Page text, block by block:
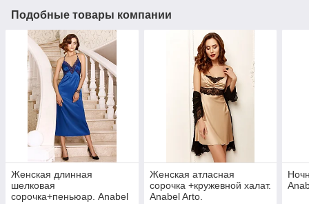
Подобные товары компании
Женская длинная
шелковая
сорочка+пеньюар. Anabel
Женская атласная
сорочка +кружевной халат.
Anabel Arto.